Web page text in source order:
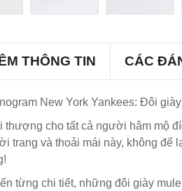
THÔNG TIN CÁC
New York Yankees: Đôi
thượng cho tất cả người hâm mộ
trang và thoải mái này, không để
từng chi tiết, những đôi giày